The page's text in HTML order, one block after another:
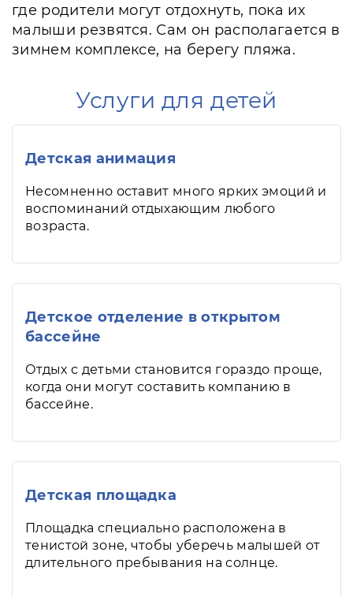
где родители могут отдохнуть, пока их
малыши резвятся. Сам он располагается в
зимнем комплексе, на берегу пляжа.
Услуги для детей
Детская анимация
Несомненно оставит много ярких эмоций и
воспоминаний отдыхающим любого
возраста.
Детское отделение в открытом
бассейне
Отдых с детьми становится гораздо проще,
когда они могут составить компанию в
бассейне.
Детская площадка
Площадка специально расположена в
тенистой зоне, чтобы уберечь малышей от
длительного пребывания на солнце.